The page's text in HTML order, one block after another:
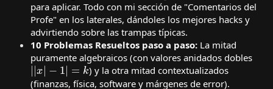
para aplicar. Todo con mi sección de "Comentarios del
Profe" en los laterales, dándoles los mejores hacks y
advirtiendo sobre las trampas típicas.
10 Problemas Resueltos paso a paso: La mitad
puramente algebraicos (con valores anidados dobles
||x|−1|=k ) y la otra mitad contextualizados
(finanzas, física, software y márgenes de error).